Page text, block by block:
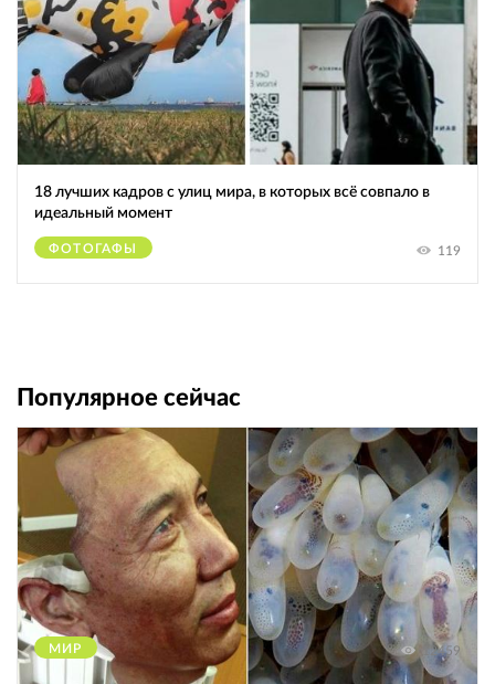
18 лучших кадров с улиц мира, в которых всё совпало в
идеальный момент
ФОТОГАФЫ 119
Популярное сейчас
МИР 12459